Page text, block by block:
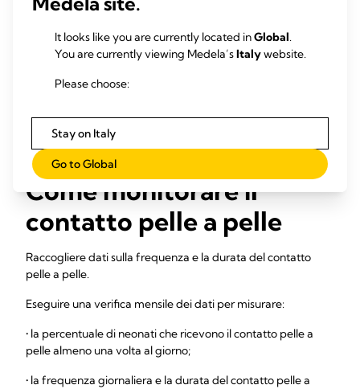
recentemente).
specificando frequenza, durata e motivi per cui la
pratica non è stata eseguita nel registro delle pratiche di
Consentire alle UTIN di supportare i genitori nel
Come monitorare il
contatto pelle a pelle
Raccogliere dati sulla frequenza e la durata del contatto
pelle a pelle.
Eseguire una verifica mensile dei dati per misurare:
• la percentuale di neonati che ricevono il contatto pelle a
pelle almeno una volta al giorno;
• la frequenza giornaliera e la durata del contatto pelle a
It looks like you are currently located inGlobal.
You are currently viewing Medela’sItalywebsite.
Please choose:
Stay on Italy
Go to Global